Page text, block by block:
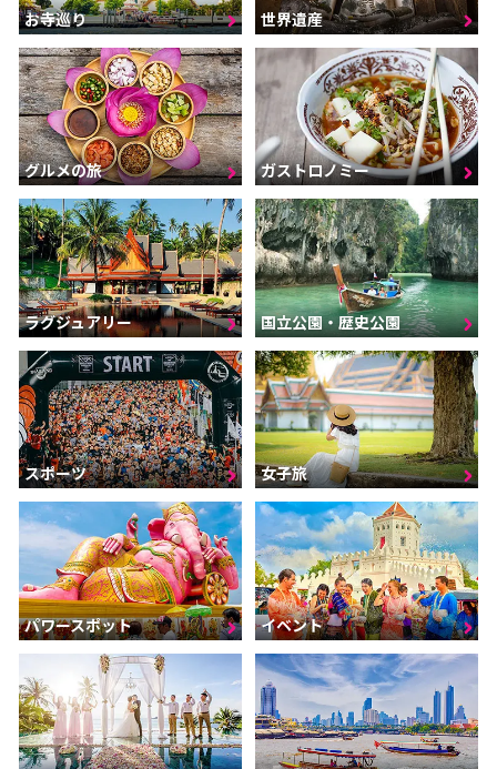
クラビ
ランタ島（クラビ）
トラン
パンガー
カオラック（パンガー）
チュンポーン
ナラーティワート
ナコーンシータマラート
パッターニー
パッタルン
ラノーン
サトゥーン
ソンクラー
スラーターニー
ヤラー
お寺巡り 世界遺産
グルメの旅 ガストロノミー
ラグジュアリー 国立公園・歴史公園
スポーツ 女子旅
パワースポット イベント